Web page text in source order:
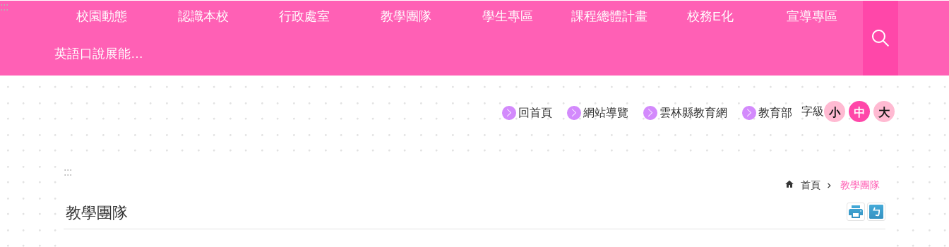
跳到主要內容區塊
:::
校園動態 認識本校 行政處室 教學團隊 學生專區 課程總體計畫 校務E化 宣導專區
英語口說展能樂學計畫成果
回首頁 網站導覽 雲林縣教育網 教育部 字級 小 中 大
:::
首頁 教學團隊
教學團隊